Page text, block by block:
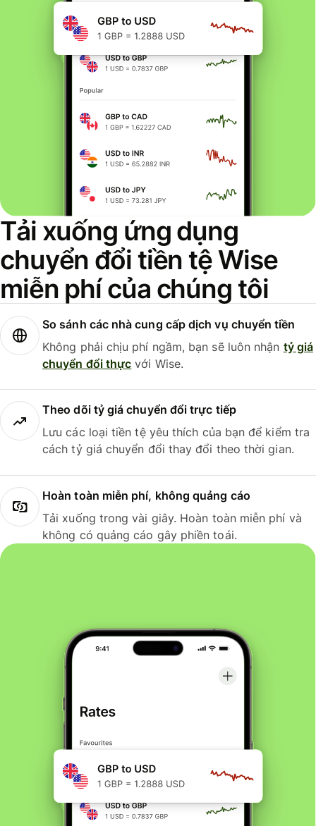
Tải xuống ứng dụng
chuyển đổi tiền tệ Wise
miễn phí của chúng tôi
So sánh các nhà cung cấp dịch vụ chuyển tiền
Không phải chịu phí ngầm, bạn sẽ luôn nhận tỷ giá
chuyển đổi thực với Wise.
Theo dõi tỷ giá chuyển đổi trực tiếp
Lưu các loại tiền tệ yêu thích của bạn để kiểm tra
cách tỷ giá chuyển đổi thay đổi theo thời gian.
Hoàn toàn miễn phí, không quảng cáo
Tải xuống trong vài giây. Hoàn toàn miễn phí và
không có quảng cáo gây phiền toái.